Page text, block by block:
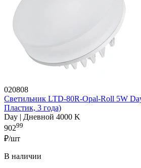
020808
Светильник LTD-80R-Opal-Roll 5W
Пластик, 3 года)
Day | Дневной 4000 K
90299
₽/шт
В наличии